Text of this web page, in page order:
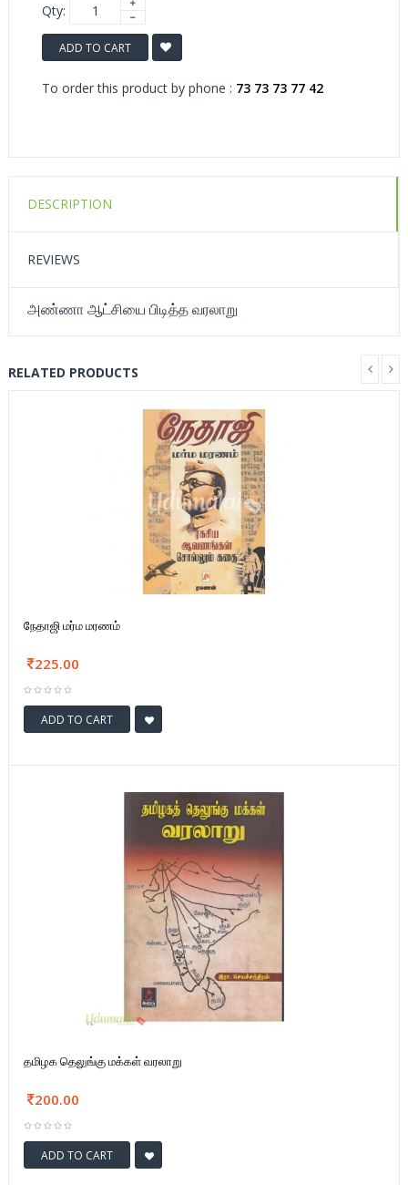
Qty:
ADD TO CART
To order this product by phone : 73 73 73 77 42
DESCRIPTION
REVIEWS
அண்ணா ஆட்சியை பிடித்த வரலாறு
RELATED PRODUCTS
நேதாஜி மர்ம மரணம்
225.00
ADD TO CART
தமிழக தெலுங்கு மக்கள் வரலாறு
200.00
ADD TO CART